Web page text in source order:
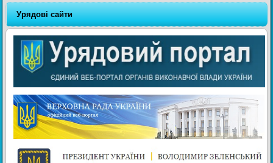
Урядові сайти